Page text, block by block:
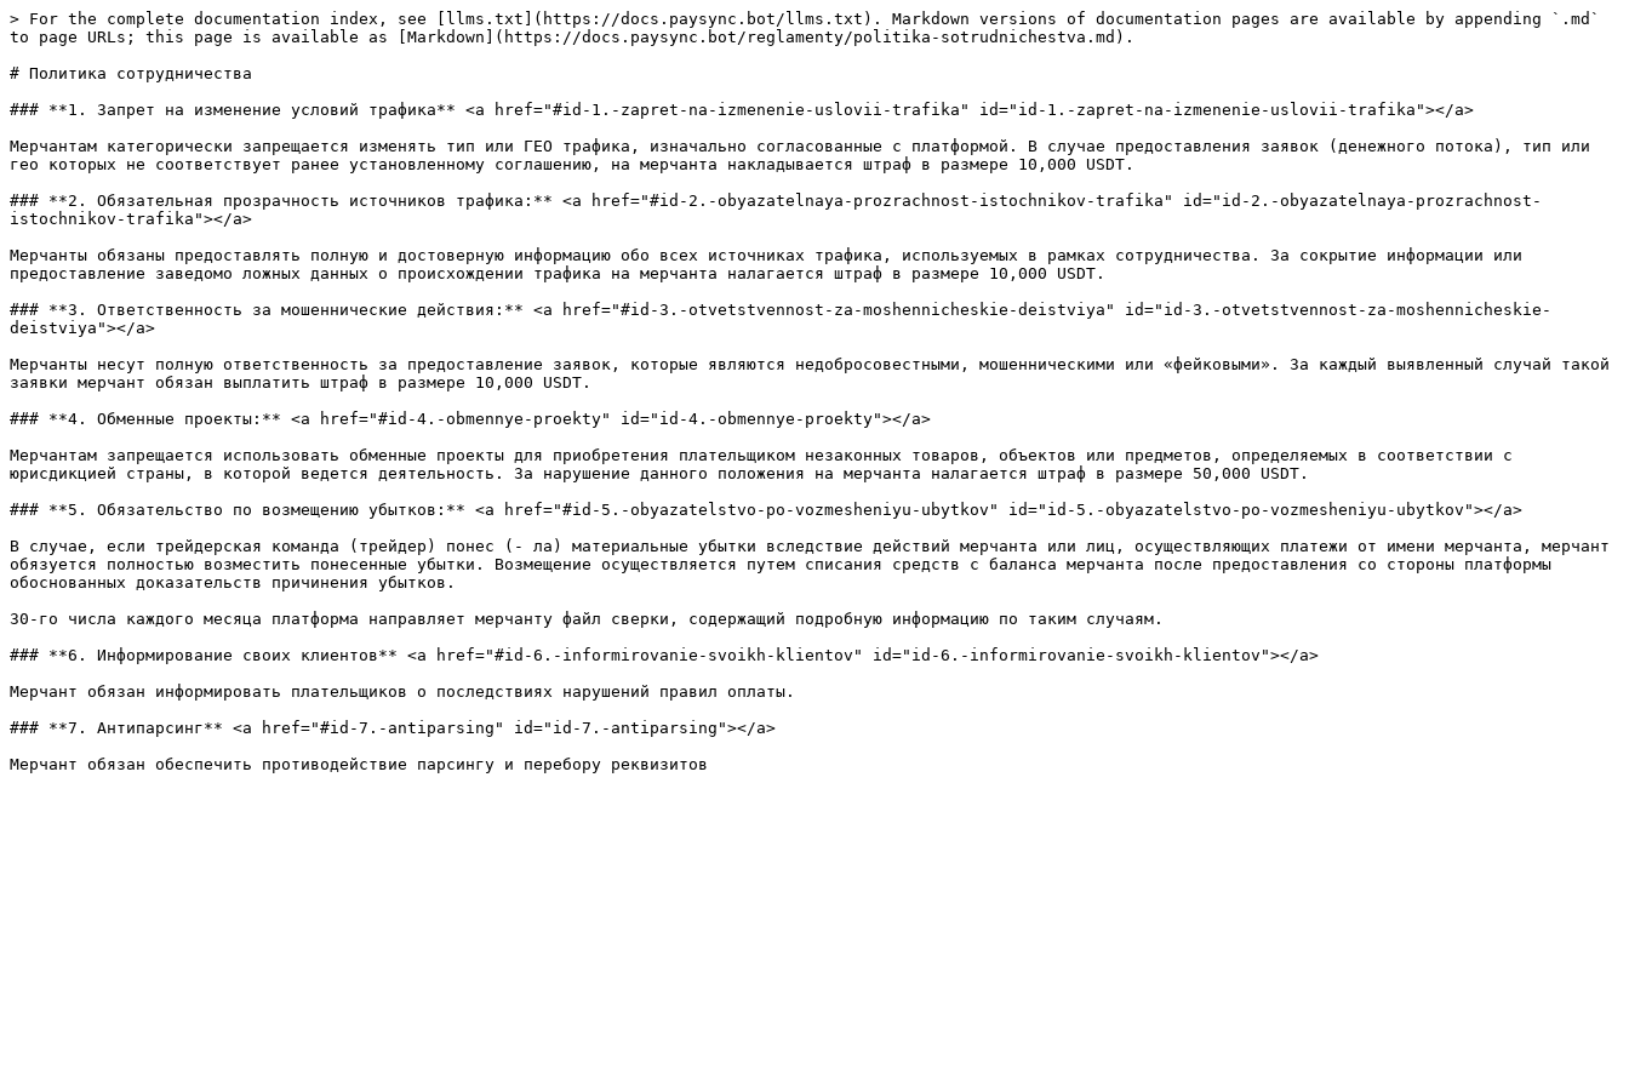
> For the complete documentation index, see [llms.txt](https://docs.paysync.bot/llms.txt). Markdown versions of documentation pages are available by appending `.md`
to page URLs; this page is available as [Markdown](https://docs.paysync.bot/reglamenty/politika-sotrudnichestva.md).
# Политика сотрудничества
### **1. Запрет на изменение условий трафика** <a href="#id-1.-zapret-na-izmenenie-uslovii-trafika" id="id-1.-zapret-na-izmenenie-uslovii-trafika"></a>
Мерчантам категорически запрещается изменять тип или ГЕО трафика, изначально согласованные с платформой. В случае предоставления заявок (денежного потока), тип или
гео которых не соответствует ранее установленному соглашению, на мерчанта накладывается штраф в размере 10,000 USDT.
### **2. Обязательная прозрачность источников трафика:** <a href="#id-2.-obyazatelnaya-prozrachnost-istochnikov-trafika" id="id-2.-obyazatelnaya-prozrachnost-
istochnikov-trafika"></a>
Мерчанты обязаны предоставлять полную и достоверную информацию обо всех источниках трафика, используемых в рамках сотрудничества. За сокрытие информации или
предоставление заведомо ложных данных о происхождении трафика на мерчанта налагается штраф в размере 10,000 USDT.
### **3. Ответственность за мошеннические действия:** <a href="#id-3.-otvetstvennost-za-moshennicheskie-deistviya" id="id-3.-otvetstvennost-za-moshennicheskie-
deistviya"></a>
Мерчанты несут полную ответственность за предоставление заявок, которые являются недобросовестными, мошенническими или «фейковыми». За каждый выявленный случай такой
заявки мерчант обязан выплатить штраф в размере 10,000 USDT.
### **4. Обменные проекты:** <a href="#id-4.-obmennye-proekty" id="id-4.-obmennye-proekty"></a>
Мерчантам запрещается использовать обменные проекты для приобретения плательщиком незаконных товаров, объектов или предметов, определяемых в соответствии с
юрисдикцией страны, в которой ведется деятельность. За нарушение данного положения на мерчанта налагается штраф в размере 50,000 USDT.
### **5. Обязательство по возмещению убытков:** <a href="#id-5.-obyazatelstvo-po-vozmesheniyu-ubytkov" id="id-5.-obyazatelstvo-po-vozmesheniyu-ubytkov"></a>
В случае, если трейдерская команда (трейдер) понес (- ла) материальные убытки вследствие действий мерчанта или лиц, осуществляющих платежи от имени мерчанта, мерчант
обязуется полностью возместить понесенные убытки. Возмещение осуществляется путем списания средств с баланса мерчанта после предоставления со стороны платформы
обоснованных доказательств причинения убытков.
30-го числа каждого месяца платформа направляет мерчанту файл сверки, содержащий подробную информацию по таким случаям.
### **6. Информирование своих клиентов** <a href="#id-6.-informirovanie-svoikh-klientov" id="id-6.-informirovanie-svoikh-klientov"></a>
Мерчант обязан информировать плательщиков о последствиях нарушений правил оплаты.
### **7. Антипарсинг** <a href="#id-7.-antiparsing" id="id-7.-antiparsing"></a>